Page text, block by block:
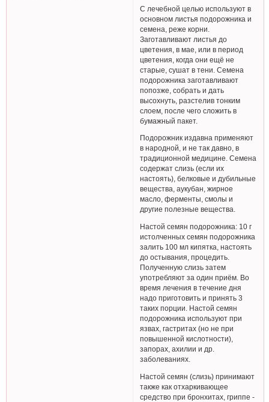
С лечебной целью используют в
основном листья подорожника и
семена, реже корни.
Заготавливают листья до
цветения, в мае, или в период
цветения, когда они ещё не
старые, сушат в тени. Семена
подорожника заготавливают
попозже, собрать и дать
высохнуть, разстелив тонким
слоем, после чего сложить в
бумажный пакет.
Подорожник издавна применяют
в народной, и не так давно, в
традиционной медицине. Семена
содержат слизь (если их
настоять), белковые и дубильные
вещества, аукубан, жирное
масло, ферменты, смолы и
другие полезные вещества.
Настой семян подорожника: 10 г
истолченных семян подорожника
залить 100 мл кипятка, настоять
до остывания, процедить.
Полученную слизь затем
употребляют за один приём. Во
время лечения в течение дня
надо приготовить и принять 3
таких порции. Настой семян
подорожника используют при
язвах, гастритах (но не при
повышенной кислотности),
запорах, ахилии и др.
заболеваниях.
Настой семян (слизь) принимают
также как отхаркивающее
средство при бронхитах, гриппе -